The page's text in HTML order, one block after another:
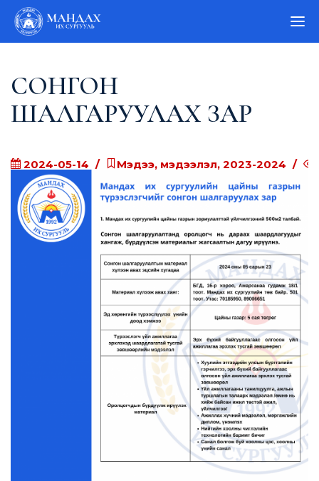
СОНГОН
ШАЛГАРУУЛАХ ЗАР
2024-05-14 Мэдээ, мэдээлэл, 2023-2024